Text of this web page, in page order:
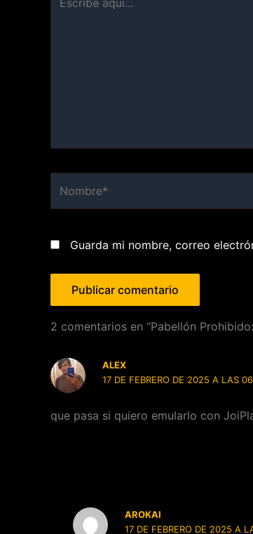
aquí...
Guarda mi nombre, correo
2 comentarios en “Pabellón
ALEX
17 DE FEBRERO DE 2025 A LAS
que pasa si quiero emularlo con
AROKAI
17 DE FEBRERO DE 2025 A